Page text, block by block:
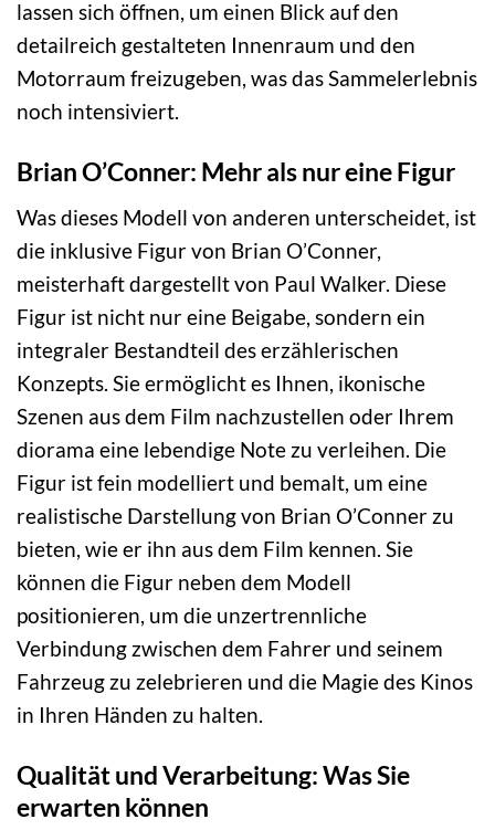
lassen sich öffnen, um einen Blick auf den
detailreich gestalteten Innenraum und den
Motorraum freizugeben, was das Sammelerlebnis
noch intensiviert.
Brian O’Conner: Mehr als nur eine Figur
Was dieses Modell von anderen unterscheidet, ist
die inklusive Figur von Brian O’Conner,
meisterhaft dargestellt von Paul Walker. Diese
Figur ist nicht nur eine Beigabe, sondern ein
integraler Bestandteil des erzählerischen
Konzepts. Sie ermöglicht es Ihnen, ikonische
Szenen aus dem Film nachzustellen oder Ihrem
diorama eine lebendige Note zu verleihen. Die
Figur ist fein modelliert und bemalt, um eine
realistische Darstellung von Brian O’Conner zu
bieten, wie er ihn aus dem Film kennen. Sie
können die Figur neben dem Modell
positionieren, um die unzertrennliche
Verbindung zwischen dem Fahrer und seinem
Fahrzeug zu zelebrieren und die Magie des Kinos
in Ihren Händen zu halten.
Qualität und Verarbeitung: Was Sie
erwarten können